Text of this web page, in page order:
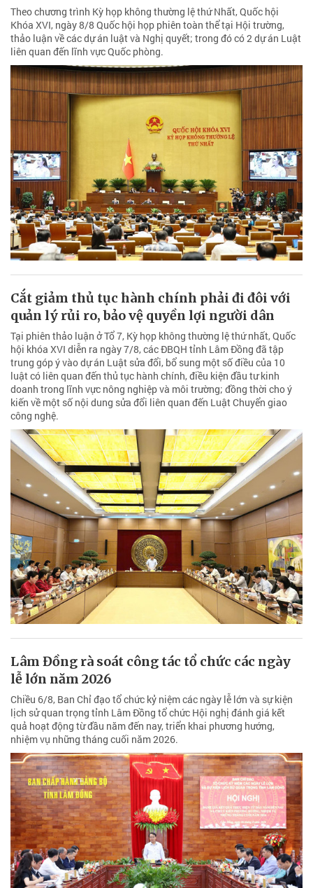
Theo chương trình Kỳ họp không thường lệ thứ Nhất, Quốc hội
Khóa XVI, ngày 8/8 Quốc hội họp phiên toàn thể tại Hội trường,
thảo luận về các dự án luật và Nghị quyết; trong đó có 2 dự án Luật
liên quan đến lĩnh vực Quốc phòng.
Cắt giảm thủ tục hành chính phải đi đôi với
quản lý rủi ro, bảo vệ quyền lợi người dân
Tại phiên thảo luận ở Tổ 7, Kỳ họp không thường lệ thứ nhất, Quốc
hội khóa XVI diễn ra ngày 7/8, các ĐBQH tỉnh Lâm Đồng đã tập
trung góp ý vào dự án Luật sửa đổi, bổ sung một số điều của 10
luật có liên quan đến thủ tục hành chính, điều kiện đầu tư kinh
doanh trong lĩnh vực nông nghiệp và môi trường; đồng thời cho ý
kiến về một số nội dung sửa đổi liên quan đến Luật Chuyển giao
công nghệ.
Lâm Đồng rà soát công tác tổ chức các ngày
lễ lớn năm 2026
Chiều 6/8, Ban Chỉ đạo tổ chức kỷ niệm các ngày lễ lớn và sự kiện
lịch sử quan trọng tỉnh Lâm Đồng tổ chức Hội nghị đánh giá kết
quả hoạt động từ đầu năm đến nay, triển khai phương hướng,
nhiệm vụ những tháng cuối năm 2026.